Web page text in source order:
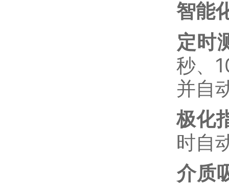
智能
定时
秒、
并自
极化
时自
介质